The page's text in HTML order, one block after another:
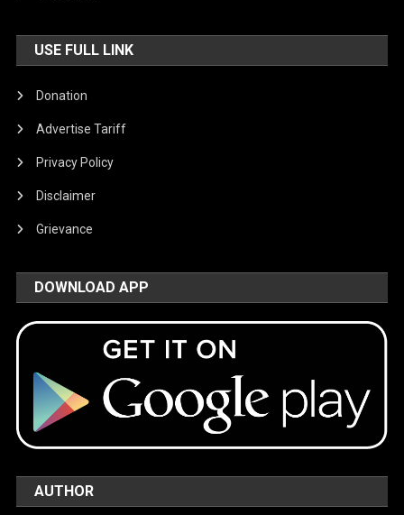
USE FULL LINK
Donation
Advertise Tariff
Privacy Policy
Disclaimer
Grievance
DOWNLOAD APP
AUTHOR